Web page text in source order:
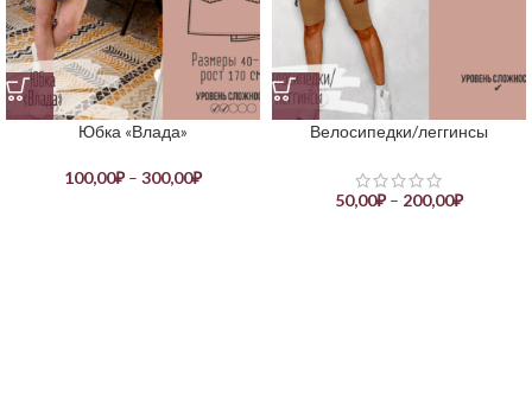
Юбка «Влада»
100,00₽ – 300,00₽
Велосипедки/леггинсы
50,00₽ – 200,00₽